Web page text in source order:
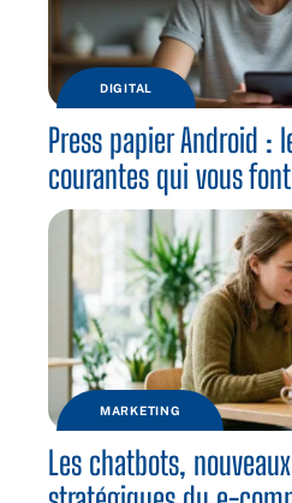
DIGITAL
Press papier Android :
courantes qui vous
MARKETING
Les chatbots,